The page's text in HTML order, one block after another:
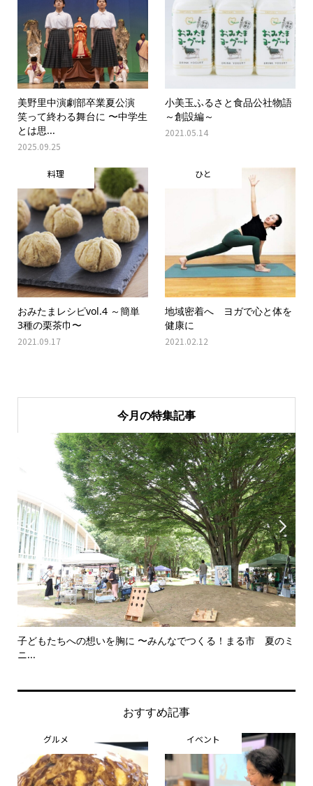
美野里中演劇部卒業夏公演
笑って終わる舞台に 〜中学生
とは思...
2025.09.25
小美玉ふるさと食品公社物語
～創設編～
2021.05.14
料理
おみたまレシピvol.4 ～簡単
3種の栗茶巾〜
2021.09.17
ひと
地域密着へ ヨガで心と体を
健康に
2021.02.12
今月の特集記事

子どもたちへの想いを胸に 〜みんなでつくる！まる市 夏のミ
ニ...

おすすめ記事
グルメ イベント